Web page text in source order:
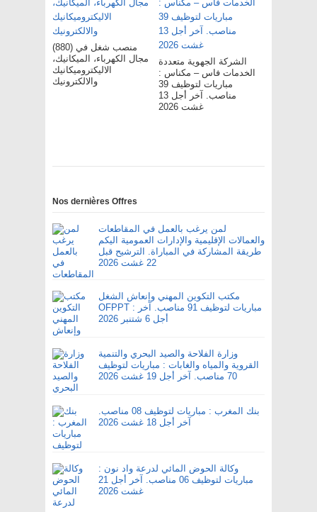
(880) منصب شغل في
مجال الكهرباء، الميكانيك،
الاليكتروميكانيك
والالكترونيك
الشركة الجهوية متعددة
الخدمات فاس – مکناس :
مباريات لتوظيف 39
مناصب. آخر أجل 13
غشت 2026
Nos dernières Offres
لمن يرغب بالعمل في المقاطعات
والعمالات الإقليمية والإدارات العمومية اليكم
طريقة المشاركة في المباراة. الترشيح قبل
22 غشت 2026
مكتب التكوين المهني وإنعاش الشغل
OFPPT : مباريات لتوظيف 91 مناصب. آخر
أجل 6 شتنبر 2026
وزارة الفلاحة والصيد البحري والتنمية
القروية والمياه والغابات : مباريات لتوظيف
70 مناصب. آخر أجل 19 غشت 2026
بنك المغرب : مباريات لتوظيف 08 مناصب.
آخر أجل 18 غشت 2026
وكالة الحوض المائي لدرعة واد نون :
مباريات لتوظيف 06 مناصب. آخر أجل 21
غشت 2026